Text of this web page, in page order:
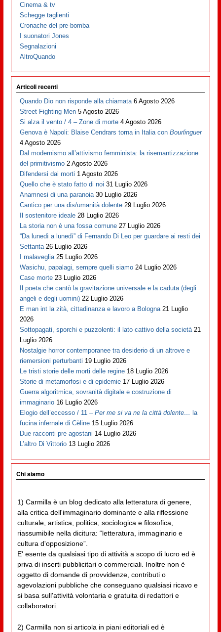
Cinema & tv
Schegge taglienti
Cronache del pre-bomba
I suonatori Jones
Segnalazioni
AltroQuando
Articoli recenti
Quando Dio non risponde alla chiamata 6 Agosto 2026
Street Fighting Men 5 Agosto 2026
Si alza il vento / 4 – Zone di morte 4 Agosto 2026
Genova è Napoli: Blaise Cendrars torna in Italia conBourlinguer
4 Agosto 2026
Dal modernismo all’attivismo femminista: la risemantizzazione
del primitivismo 2 Agosto 2026
Difendersi dai morti 1 Agosto 2026
Quello che è stato fatto di noi 31 Luglio 2026
Anamnesi di una paranoia 30 Luglio 2026
Cantico per una dis/umanità dolente 29 Luglio 2026
Il sostenitore ideale 28 Luglio 2026
La storia non è una fossa comune 27 Luglio 2026
“Da lunedì a lunedì” di Fernando Di Leo per guardare ai resti dei
Settanta 26 Luglio 2026
I malaveglia 25 Luglio 2026
Wasichu, papalagi, sempre quelli siamo 24 Luglio 2026
Case morte 23 Luglio 2026
Il poeta che cantò la gravitazione universale e la caduta (degli
angeli e degli uomini) 22 Luglio 2026
E man int la zità, cittadinanza e lavoro a Bologna 21 Luglio
2026
Sottopagati, sporchi e puzzolenti: il lato cattivo della società 21
Luglio 2026
Nostalgie horror contemporanee tra desiderio di un altrove e
riemersioni perturbanti 19 Luglio 2026
Le tristi storie delle morti delle regine 18 Luglio 2026
Storie di metamorfosi e di epidemie 17 Luglio 2026
Guerra algoritmica, sovranità digitale e costruzione di
immaginario 16 Luglio 2026
Elogio dell’eccesso / 11 –Per me si va ne la città dolente… la
fucina infernale di Cèline 15 Luglio 2026
Due racconti pre agostani 14 Luglio 2026
L’altro Di Vittorio 13 Luglio 2026
Chi siamo
1) Carmilla è un blog dedicato alla letteratura di genere,
alla critica dell'immaginario dominante e alla riflessione
culturale, artistica, politica, sociologica e filosofica,
riassumibile nella dicitura: “letteratura, immaginario e
cultura d'opposizione”.
E' esente da qualsiasi tipo di attività a scopo di lucro ed è
priva di inserti pubblicitari o commerciali. Inoltre non è
oggetto di domande di provvidenze, contributi o
agevolazioni pubbliche che conseguano qualsiasi ricavo e
si basa sull'attività volontaria e gratuita di redattori e
collaboratori.
2) Carmilla non si articola in piani editoriali ed è